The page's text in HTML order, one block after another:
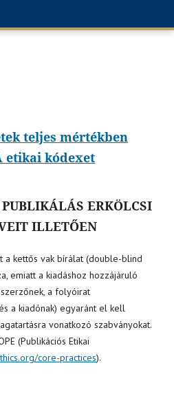
teljes mértékben
etikai kódexet
ERKÖLCSI
ILLETŐEN
a kettős vak bírálat (double-blind
emiatt a kiadáshoz hozzájáruló
a folyóirat
a kiadónak) egyaránt el kell
vonatkozó szabványokat.
(Publikációs Etikai
core-practices).